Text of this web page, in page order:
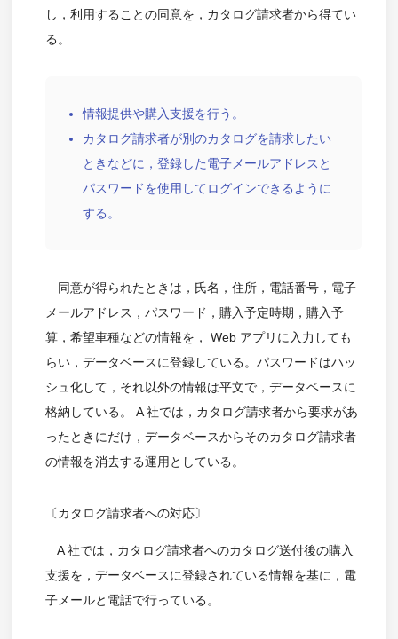
し，利用することの同意を，カタログ請求者から得てい
る。
情報提供や購入支援を行う。
カタログ請求者が別のカタログを請求したい
ときなどに，登録した電子メールアドレスと
パスワードを使用してログインできるように
する。
同意が得られたときは，氏名，住所，電話番号，電子
メールアドレス，パスワード，購入予定時期，購入予
算，希望車種などの情報を， Web アプリに入力しても
らい，データベースに登録している。パスワードはハッ
シュ化して，それ以外の情報は平文で，データベースに
格納している。 A 社では，カタログ請求者から要求があ
ったときにだけ，データベースからそのカタログ請求者
の情報を消去する運用としている。
〔カタログ請求者への対応〕
A 社では，カタログ請求者へのカタログ送付後の購入
支援を，データベースに登録されている情報を基に，電
子メールと電話で行っている。